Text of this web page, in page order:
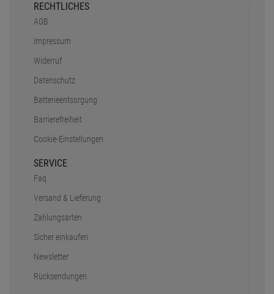
RECHTLICHES
AGB
Impressum
Widerruf
Datenschutz
Batterieentsorgung
Barrierefreiheit
Cookie-Einstellungen
SERVICE
Faq
Versand & Lieferung
Zahlungsarten
Sicher einkaufen
Newsletter
Rücksendungen